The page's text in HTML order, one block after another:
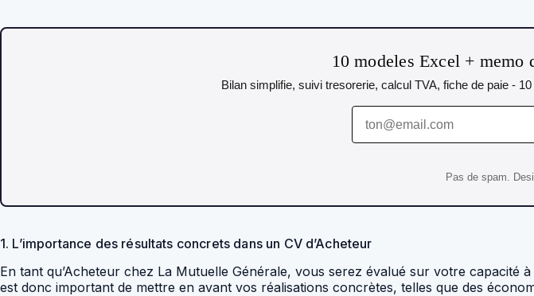
10 modeles Excel + memo
Bilan simplifie, suivi tresorerie, calcul TVA, fiche de paie -
Pas de spam.
1. L’importance des résultats concrets dans un CV d’Acheteur
En tant qu’Acheteur chez La Mutuelle Générale, vous serez évalué sur votre capacité
est donc important de mettre en avant vos réalisations concrètes, telles que des